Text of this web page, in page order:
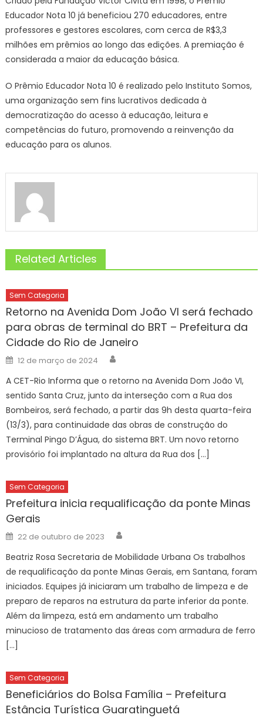
Educador Nota 10 já beneficiou 270 educadores, entre
professores e gestores escolares, com cerca de R$3,3
milhões em prêmios ao longo das edições. A premiação é
considerada a maior da educação básica.
O Prêmio Educador Nota 10 é realizado pelo Instituto Somos,
uma organização sem fins lucrativos dedicada à
democratização do acesso à educação, leitura e
competências do futuro, promovendo a reinvenção da
educação para os alunos.
Related Articles
Sem Categoria
Retorno na Avenida Dom João VI será fechado
para obras de terminal do BRT – Prefeitura da
Cidade do Rio de Janeiro
Posted
on
12 de março de 2024
A CET-Rio Informa que o retorno na Avenida Dom João VI,
sentido Santa Cruz, junto da interseção com a Rua dos
Bombeiros, será fechado, a partir das 9h desta quarta-feira
(13/3), para continuidade das obras de construção do
Terminal Pingo D’Água, do sistema BRT. Um novo retorno
provisório foi implantado na altura da Rua dos […]
Sem Categoria
Prefeitura inicia requalificação da ponte Minas
Gerais
Posted
on
22 de outubro de 2023
Beatriz Rosa Secretaria de Mobilidade Urbana Os trabalhos
de requalificação da ponte Minas Gerais, em Santana, foram
iniciados. Equipes já iniciaram um trabalho de limpeza e de
preparo de reparos na estrutura da parte inferior da ponte.
Além da limpeza, está em andamento um trabalho
minucioso de tratamento das áreas com armadura de ferro
[…]
Sem Categoria
Beneficiários do Bolsa Família – Prefeitura
Estância Turística Guaratinguetá